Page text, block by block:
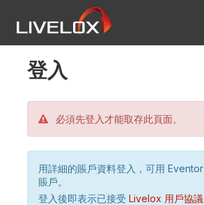
登入
必須先登入才能取存此頁面。
用詳細的賬戶資料登入，可用
賬戶。
登入後即表示已接受 Livelox 用戶協議